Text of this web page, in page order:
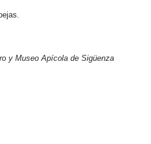
y Museo Apícola de Sigüenza